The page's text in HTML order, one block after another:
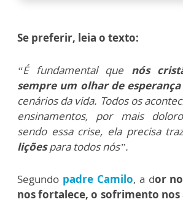
Se preferir, leia o texto:
“É fundamental que nós
sempre um olhar de esperança
cenários da vida. Todos os
ensinamentos, por mais
sendo essa crise, ela precisa
liçõespara todos nós”.
Segundo padre Camilo, a dor
nos fortalece, o sofrimento nos